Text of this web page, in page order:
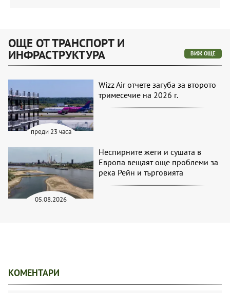
ОЩЕ ОТ ТРАНСПОРТ И
ИНФРАСТРУКТУРА ВИЖ ОЩЕ
преди 23 часа
Wizz Air отчете загуба за второто
тримесечие на 2026 г.
05.08.2026
Неспирните жеги и сушата в
Европа вещаят още проблеми за
река Рейн и търговията
КОМЕНТАРИ